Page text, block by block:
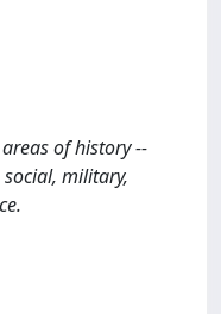
of history --
military,